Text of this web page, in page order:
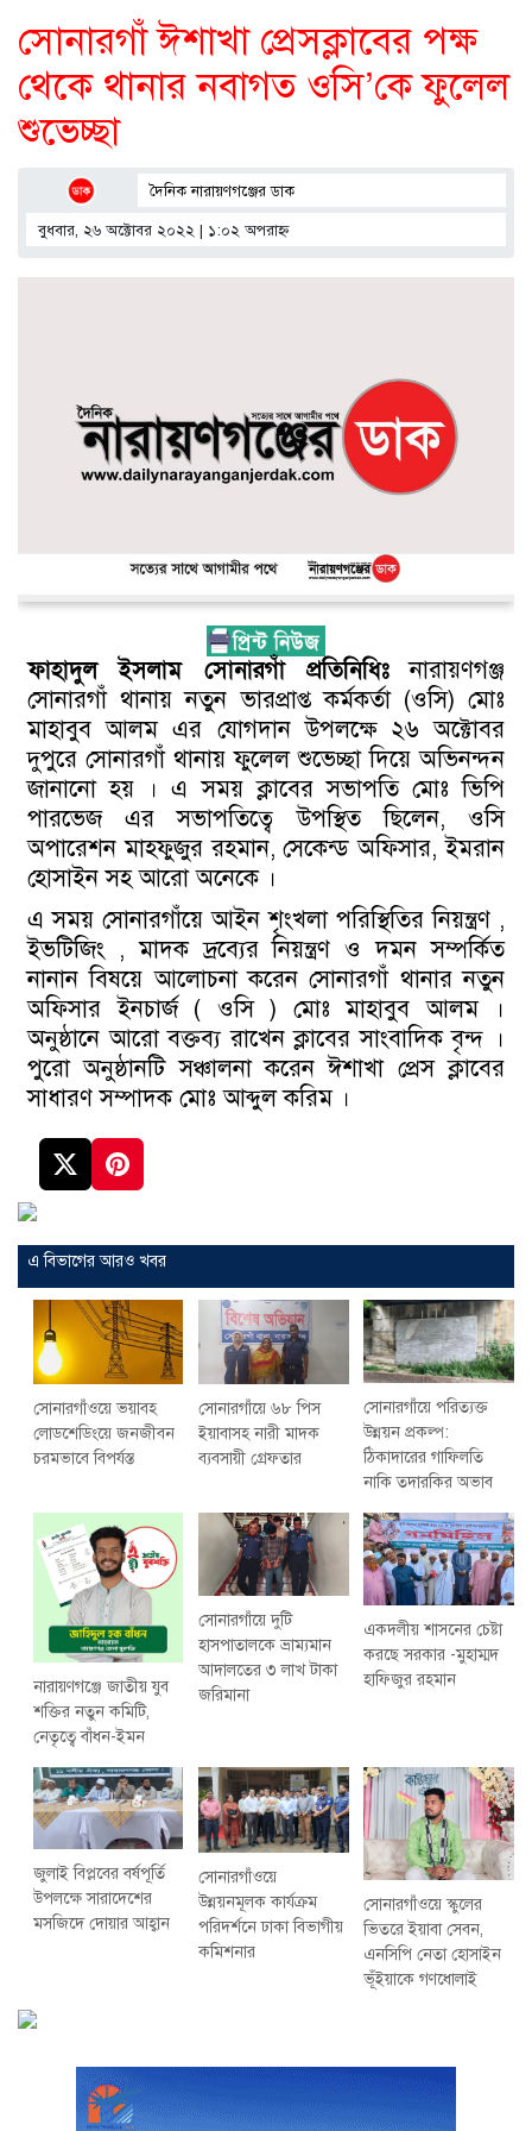
সোনারগাঁ ঈশাখা প্রেসক্লাবের পক্ষ
থেকে থানার নবাগত ওসি’কে ফুলেল
শুভেচ্ছা
দৈনিক নারায়ণগঞ্জের ডাক
বুধবার, ২৬ অক্টোবর ২০২২ | ১:০২ অপরাহ্ণ
ফাহাদুল ইসলাম সোনারগাঁ প্রতিনিধিঃ
নারায়ণগঞ্জ
সোনারগাঁ থানায় নতুন ভারপ্রাপ্ত কর্মকর্তা (ওসি) মোঃ
মাহাবুব আলম এর যোগদান উপলক্ষে ২৬ অক্টোবর
দুপুরে সোনারগাঁ থানায় ফুলেল শুভেচ্ছা দিয়ে অভিনন্দন
জানানো হয় । এ সময় ক্লাবের সভাপতি মোঃ ভিপি
পারভেজ এর সভাপতিত্বে উপস্থিত ছিলেন, ওসি
অপারেশন মাহফুজুর রহমান, সেকেন্ড অফিসার, ইমরান
হোসাইন সহ আরো অনেকে ।
এ সময় সোনারগাঁয়ে আইন শৃংখলা পরিস্থিতির নিয়ন্ত্রণ ,
ইভটিজিং , মাদক দ্রব্যের নিয়ন্ত্রণ ও দমন সম্পর্কিত
নানান বিষয়ে আলোচনা করেন সোনারগাঁ থানার নতুন
অফিসার ইনচার্জ ( ওসি ) মোঃ মাহাবুব আলম ।
অনুষ্ঠানে আরো বক্তব্য রাখেন ক্লাবের সাংবাদিক বৃন্দ ।
পুরো অনুষ্ঠানটি সঞ্চালনা করেন ঈশাখা প্রেস ক্লাবের
সাধারণ সম্পাদক মোঃ আব্দুল করিম ।
এ বিভাগের আরও খবর
সোনারগাঁওয়ে ভয়াবহ
লোডশেডিংয়ে জনজীবন
চরমভাবে বিপর্যস্ত
সোনারগাঁয়ে ৬৮ পিস
ইয়াবাসহ নারী মাদক
ব্যবসায়ী গ্রেফতার
সোনারগাঁয়ে পরিত্যক্ত
উন্নয়ন প্রকল্প:
ঠিকাদারের গাফিলতি
নাকি তদারকির অভাব
নারায়ণগঞ্জে জাতীয় যুব
শক্তির নতুন কমিটি,
নেতৃত্বে বাঁধন-ইমন
সোনারগাঁয়ে দুটি
হাসপাতালকে ভ্রাম্যমান
আদালতের ৩ লাখ টাকা
জরিমানা
একদলীয় শাসনের চেষ্টা
করছে সরকার -মুহাম্মদ
হাফিজুর রহমান
জুলাই বিপ্লবের বর্ষপূর্তি
উপলক্ষে সারাদেশের
মসজিদে দোয়ার আহ্বান
সোনারগাঁওয়ে
উন্নয়নমূলক কার্যক্রম
পরিদর্শনে ঢাকা বিভাগীয়
কমিশনার
সোনারগাঁওয়ে স্কুলের
ভিতরে ইয়াবা সেবন,
এনসিপি নেতা হোসাইন
ভূঁইয়াকে গণধোলাই